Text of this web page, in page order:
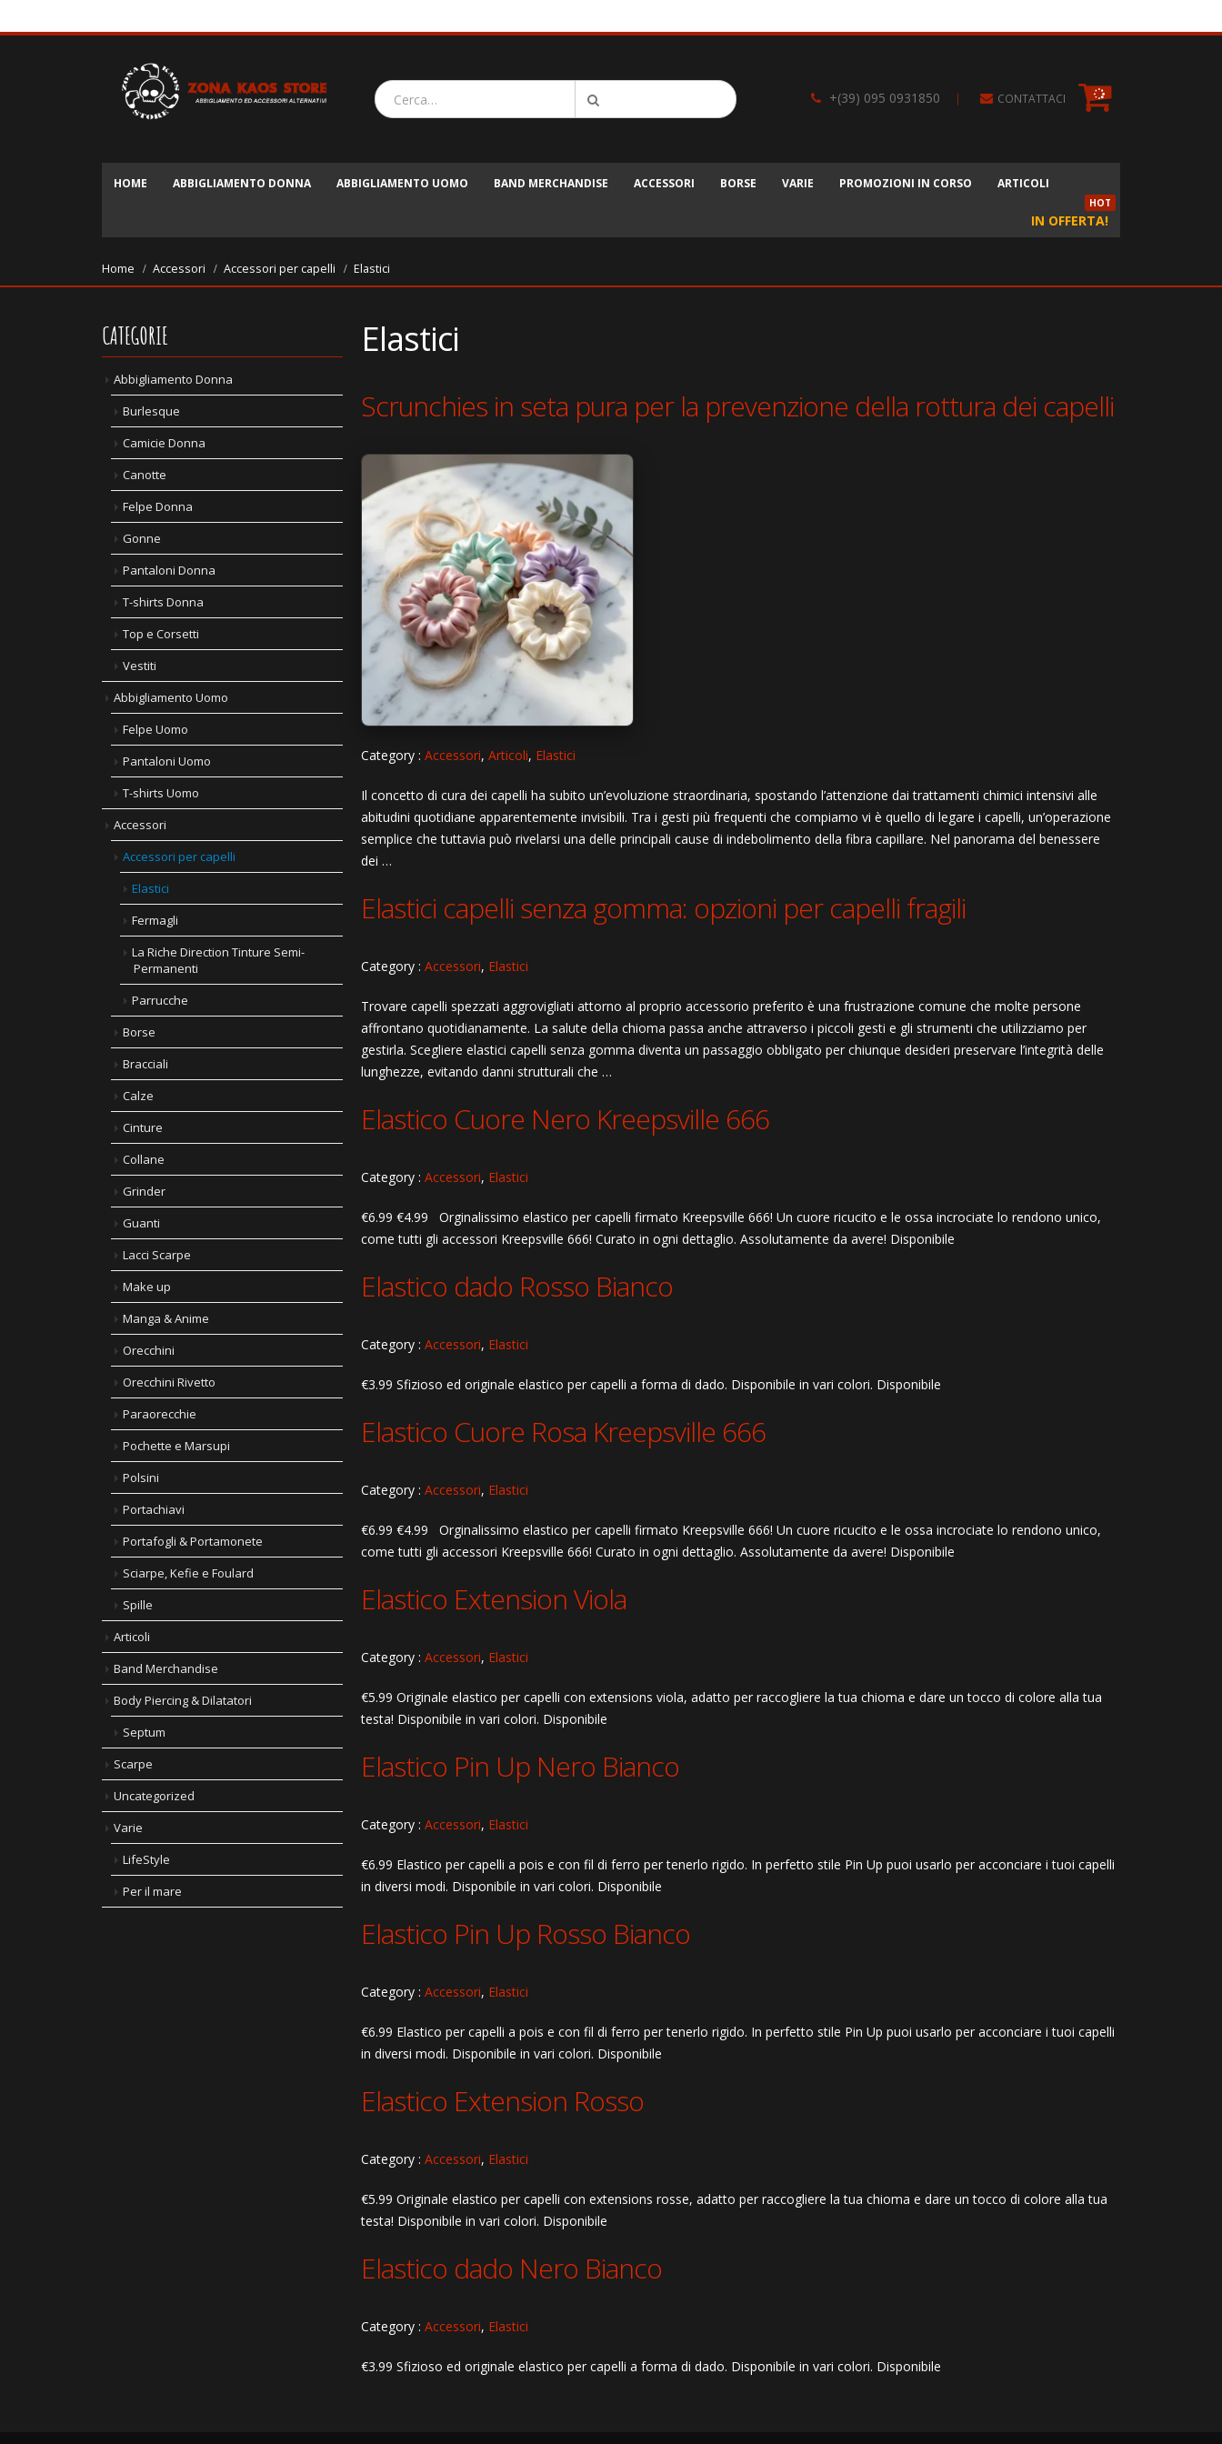
+(39) 095 0931850 | CONTATTACI
HOME ABBIGLIAMENTO DONNA ABBIGLIAMENTO UOMO BAND MERCHANDISE ACCESSORI BORSE VARIE PROMOZIONI IN CORSO ARTICOLI
IN OFFERTA!
HOT
Home Accessori Accessori per capelli Elastici
Elastici
Scrunchies in seta pura per la prevenzione della rottura dei capelli
Category : Accessori, Articoli, Elastici
Il concetto di cura dei capelli ha subito un’evoluzione straordinaria, spostando l’attenzione dai trattamenti chimici intensivi alle
abitudini quotidiane apparentemente invisibili. Tra i gesti più frequenti che compiamo vi è quello di legare i capelli, un’operazione
semplice che tuttavia può rivelarsi una delle principali cause di indebolimento della fibra capillare. Nel panorama del benessere
dei …
Elastici capelli senza gomma: opzioni per capelli fragili
Category : Accessori, Elastici
Trovare capelli spezzati aggrovigliati attorno al proprio accessorio preferito è una frustrazione comune che molte persone
affrontano quotidianamente. La salute della chioma passa anche attraverso i piccoli gesti e gli strumenti che utilizziamo per
gestirla. Scegliere elastici capelli senza gomma diventa un passaggio obbligato per chiunque desideri preservare l’integrità delle
lunghezze, evitando danni strutturali che …
Elastico Cuore Nero Kreepsville 666
Category : Accessori, Elastici
€6.99 €4.99 Orginalissimo elastico per capelli firmato Kreepsville 666! Un cuore ricucito e le ossa incrociate lo rendono unico,
come tutti gli accessori Kreepsville 666! Curato in ogni dettaglio. Assolutamente da avere! Disponibile
Elastico dado Rosso Bianco
Category : Accessori, Elastici
€3.99 Sfizioso ed originale elastico per capelli a forma di dado. Disponibile in vari colori. Disponibile
Elastico Cuore Rosa Kreepsville 666
Category : Accessori, Elastici
€6.99 €4.99 Orginalissimo elastico per capelli firmato Kreepsville 666! Un cuore ricucito e le ossa incrociate lo rendono unico,
come tutti gli accessori Kreepsville 666! Curato in ogni dettaglio. Assolutamente da avere! Disponibile
Elastico Extension Viola
Category : Accessori, Elastici
€5.99 Originale elastico per capelli con extensions viola, adatto per raccogliere la tua chioma e dare un tocco di colore alla tua
testa! Disponibile in vari colori. Disponibile
Elastico Pin Up Nero Bianco
Category : Accessori, Elastici
€6.99 Elastico per capelli a pois e con fil di ferro per tenerlo rigido. In perfetto stile Pin Up puoi usarlo per acconciare i tuoi capelli
in diversi modi. Disponibile in vari colori. Disponibile
Elastico Pin Up Rosso Bianco
Category : Accessori, Elastici
€6.99 Elastico per capelli a pois e con fil di ferro per tenerlo rigido. In perfetto stile Pin Up puoi usarlo per acconciare i tuoi capelli
in diversi modi. Disponibile in vari colori. Disponibile
Elastico Extension Rosso
Category : Accessori, Elastici
€5.99 Originale elastico per capelli con extensions rosse, adatto per raccogliere la tua chioma e dare un tocco di colore alla tua
testa! Disponibile in vari colori. Disponibile
Elastico dado Nero Bianco
Category : Accessori, Elastici
€3.99 Sfizioso ed originale elastico per capelli a forma di dado. Disponibile in vari colori. Disponibile
CATEGORIE
Abbigliamento Donna
Burlesque
Camicie Donna
Canotte
Felpe Donna
Gonne
Pantaloni Donna
T-shirts Donna
Top e Corsetti
Vestiti
Abbigliamento Uomo
Felpe Uomo
Pantaloni Uomo
T-shirts Uomo
Accessori
Accessori per capelli
Elastici
Fermagli
La Riche Direction Tinture Semi-
Permanenti
Parrucche
Borse
Bracciali
Calze
Cinture
Collane
Grinder
Guanti
Lacci Scarpe
Make up
Manga & Anime
Orecchini
Orecchini Rivetto
Paraorecchie
Pochette e Marsupi
Polsini
Portachiavi
Portafogli & Portamonete
Sciarpe, Kefie e Foulard
Spille
Articoli
Band Merchandise
Body Piercing & Dilatatori
Septum
Scarpe
Uncategorized
Varie
LifeStyle
Per il mare